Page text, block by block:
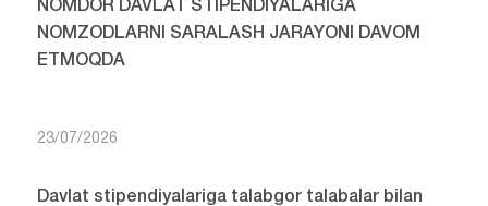
NOMDOR DAVLAT STIPENDIYALARIGA
NOMZODLARNI SARALASH JARAYONI DAVOM
ETMOQDA
23/07/2026
Davlat stipendiyalariga talabgor talabalar bilan